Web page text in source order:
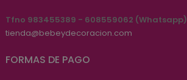
Tfno 983455389 - 608559062 (Whatsapp)
tienda@bebeydecoracion.com
FORMAS DE PAGO